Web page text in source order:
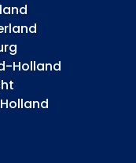
Holland